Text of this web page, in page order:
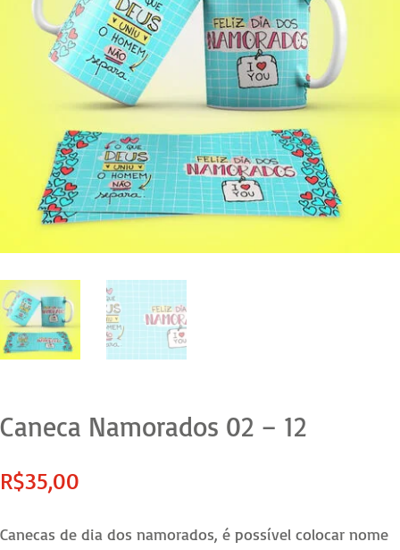
Caneca Namorados 02 – 12
R$35,00
Canecas de dia dos namorados, é possível colocar nome